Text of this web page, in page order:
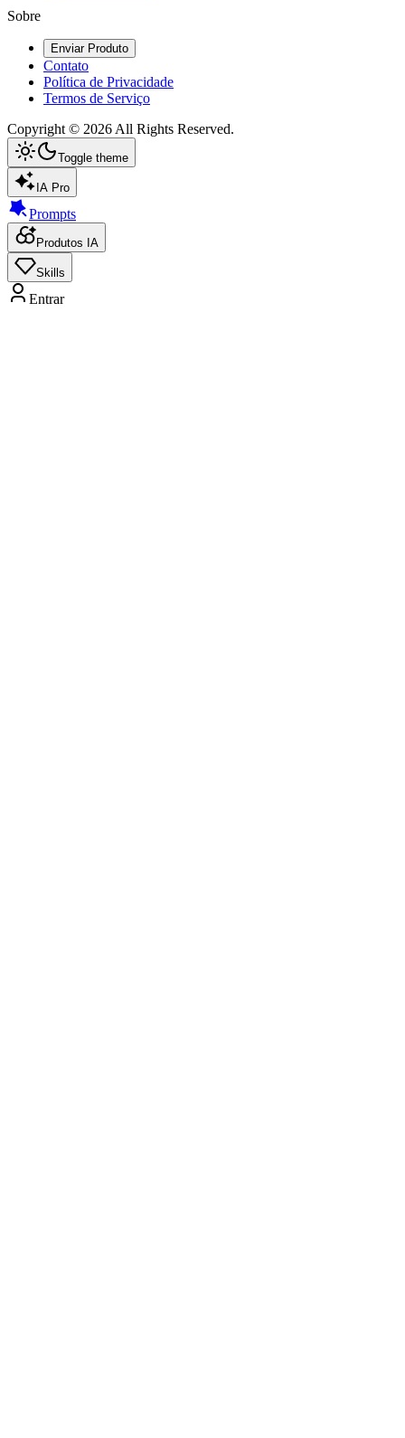
Sobre
Enviar Produto
Contato
Política de Privacidade
Termos de Serviço
Copyright © 2026 All Rights Reserved.
Toggle theme
IA Pro
Prompts
Produtos IA
Skills
Entrar